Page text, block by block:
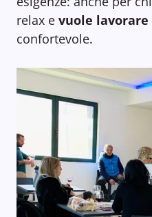
relax e vuole lavorare
confortevole.